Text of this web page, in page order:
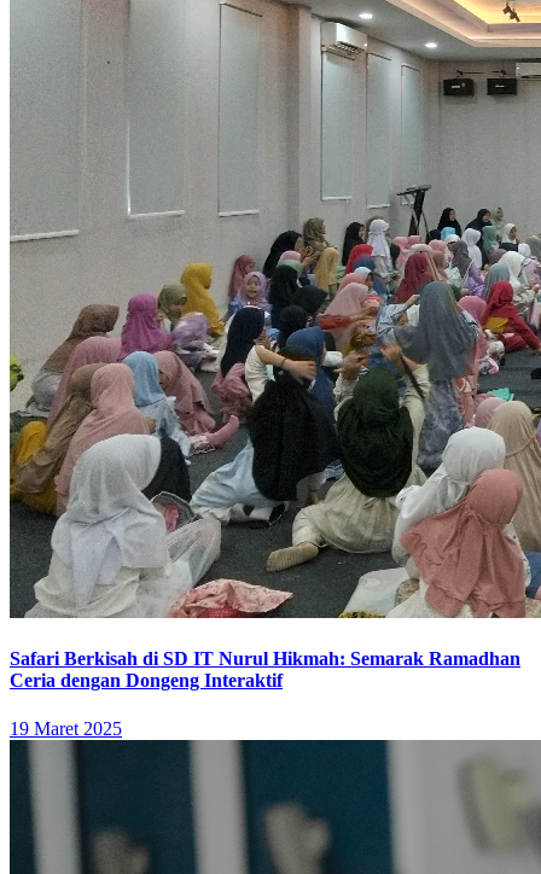
Safari Berkisah di SD IT Nurul Hikmah: Semarak Ramadhan
Ceria dengan Dongeng Interaktif
19 Maret 2025